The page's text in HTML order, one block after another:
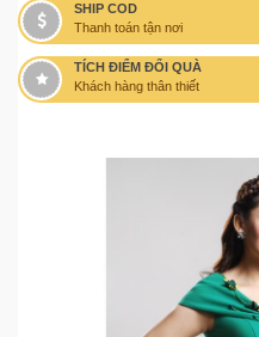
SHIP COD
Thanh toán tận nơi
TÍCH ĐIỂM ĐỔI QUÀ
Khách hàng thân thiết